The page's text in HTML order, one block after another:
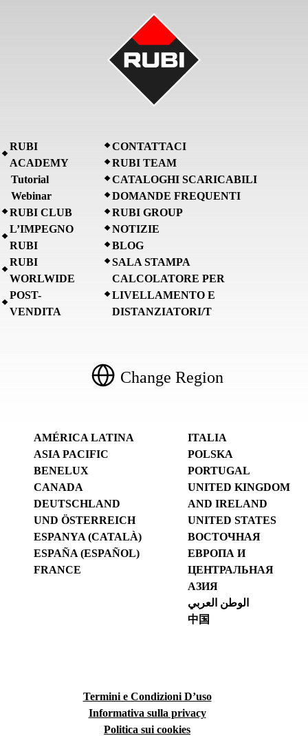
RUBI
ACADEMY
Tutorial
Webinar
RUBI CLUB
L’IMPEGNO
RUBI
RUBI
WORLWIDE
POST-
VENDITA
CONTATTACI
RUBI TEAM
CATALOGHI SCARICABILI
DOMANDE FREQUENTI
RUBI GROUP
NOTIZIE
BLOG
SALA STAMPA
CALCOLATORE PER
LIVELLAMENTO E
DISTANZIATORI/T
Change Region
AMÉRICA LATINA
ASIA PACIFIC
BENELUX
CANADA
DEUTSCHLAND
UND ÖSTERREICH
ESPANYA (CATALÀ)
ESPAÑA (ESPAÑOL)
FRANCE
ITALIA
POLSKA
PORTUGAL
UNITED KINGDOM
AND IRELAND
UNITED STATES
ВОСТОЧНАЯ
ЕВРОПА И
ЦЕНТРАЛЬНАЯ
АЗИЯ
الوطن العربي
中国
Termini e Condizioni D’uso
Informativa sulla privacy
Politica sui cookies